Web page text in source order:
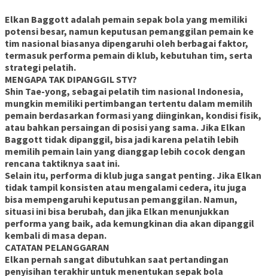
Elkan Baggott adalah pemain sepak bola yang memiliki
potensi besar, namun keputusan pemanggilan pemain ke
tim nasional biasanya dipengaruhi oleh berbagai faktor,
termasuk performa pemain di klub, kebutuhan tim, serta
strategi pelatih.
MENGAPA TAK DIPANGGIL STY?
Shin Tae-yong, sebagai pelatih tim nasional Indonesia,
mungkin memiliki pertimbangan tertentu dalam memilih
pemain berdasarkan formasi yang diinginkan, kondisi fisik,
atau bahkan persaingan di posisi yang sama. Jika Elkan
Baggott tidak dipanggil, bisa jadi karena pelatih lebih
memilih pemain lain yang dianggap lebih cocok dengan
rencana taktiknya saat ini.
Selain itu, performa di klub juga sangat penting. Jika Elkan
tidak tampil konsisten atau mengalami cedera, itu juga
bisa mempengaruhi keputusan pemanggilan. Namun,
situasi ini bisa berubah, dan jika Elkan menunjukkan
performa yang baik, ada kemungkinan dia akan dipanggil
kembali di masa depan.
CATATAN PELANGGARAN
Elkan pernah sangat dibutuhkan saat pertandingan
penyisihan terakhir untuk menentukan sepak bola